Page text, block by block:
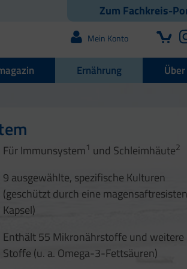
Zum Fachkreis-
Mein Konto
Ernährung
Für Immunsystem1 und Schleimhäute2
9 ausgewählte, spezifische Kulturen
(geschützt durch eine
Kapsel)
Enthält 55 Mikronährstoffe und weitere
Stoffe (u. a. Omega-3-Fettsäuren)
Nägel
1 2 3
4
3